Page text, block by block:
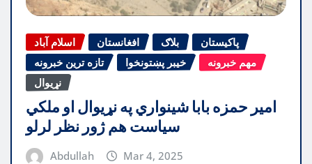
اسلام آباد افغانستان بلاګ
پاکیستان
تازه ترین خبرونه
خیبر پښتونخوا
مهم خبرونه
نړیوال
امیر حمزه بابا شینواري په نړیوال او ملکي
سیاست هم ژور نظر لرلو
Abdullah Mar 4, 2025